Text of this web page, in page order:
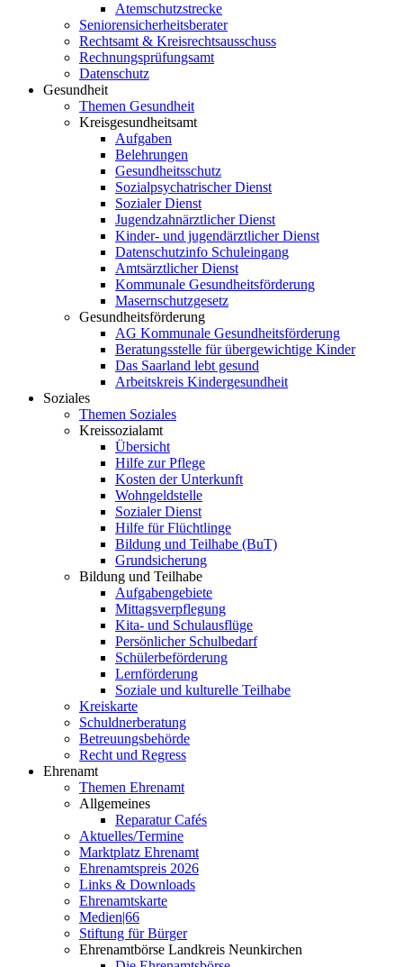
Atemschutzstrecke
Seniorensicherheitsberater
Rechtsamt & Kreisrechtsausschuss
Rechnungsprüfungsamt
Datenschutz
Gesundheit
Themen Gesundheit
Kreisgesundheitsamt
Aufgaben
Belehrungen
Gesundheitsschutz
Sozialpsychatrischer Dienst
Sozialer Dienst
Jugendzahnärztlicher Dienst
Kinder- und jugendärztlicher Dienst
Datenschutzinfo Schuleingang
Amtsärztlicher Dienst
Kommunale Gesundheitsförderung
Masernschutzgesetz
Gesundheitsförderung
AG Kommunale Gesundheitsförderung
Beratungsstelle für übergewichtige Kinder
Das Saarland lebt gesund
Arbeitskreis Kindergesundheit
Soziales
Themen Soziales
Kreissozialamt
Übersicht
Hilfe zur Pflege
Kosten der Unterkunft
Wohngeldstelle
Sozialer Dienst
Hilfe für Flüchtlinge
Bildung und Teilhabe (BuT)
Grundsicherung
Bildung und Teilhabe
Aufgabengebiete
Mittagsverpflegung
Kita- und Schulausflüge
Persönlicher Schulbedarf
Schülerbeförderung
Lernförderung
Soziale und kulturelle Teilhabe
Kreiskarte
Schuldnerberatung
Betreuungsbehörde
Recht und Regress
Ehrenamt
Themen Ehrenamt
Allgemeines
Reparatur Cafés
Aktuelles/Termine
Marktplatz Ehrenamt
Ehrenamtspreis 2026
Links & Downloads
Ehrenamtskarte
Medien|66
Stiftung für Bürger
Ehrenamtbörse Landkreis Neunkirchen